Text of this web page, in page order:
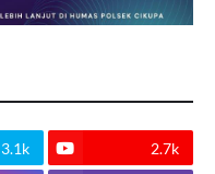
3.1k 2.7k